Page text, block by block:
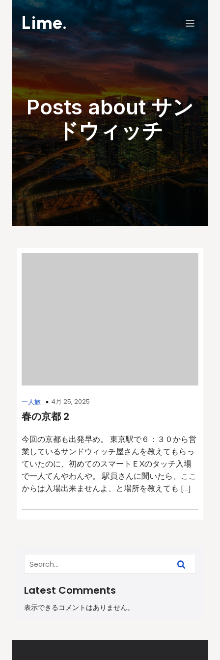
Lime.
Posts about サン
ドウィッチ
一人旅 4月 25, 2025
春の京都 2
今回の京都も出発早め。 東京駅で６：３０から営
業しているサンドウィッチ屋さんを教えてもらっ
ていたのに、初めてのスマートＥXのタッチ入場
で一人てんやわんや。 駅員さんに聞いたら、ここ
からは入場出来ませんよ、と場所を教えても […]
Latest Comments
表示できるコメントはありません。